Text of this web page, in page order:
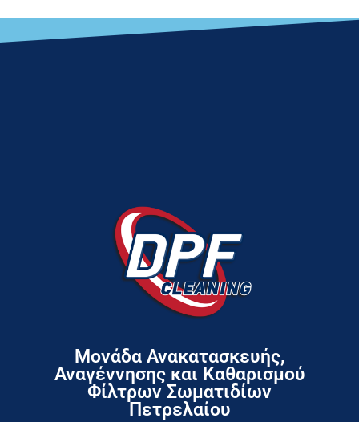
Μονάδα Ανακατασκευής,
Αναγέννησης και Καθαρισμού
Φίλτρων Σωματιδίων
Πετρελαίου